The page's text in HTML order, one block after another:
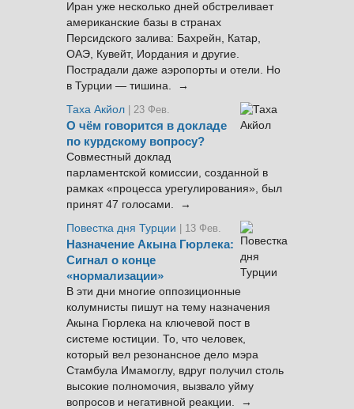
Иран уже несколько дней обстреливает
американские базы в странах
Персидского залива: Бахрейн, Катар,
ОАЭ, Кувейт, Иордания и другие.
Пострадали даже аэропорты и отели. Но
в Турции — тишина. →
Таха Акйол | 23 Фев.
О чём говорится в докладе
по курдскому вопросу?
Совместный доклад
парламентской комиссии, созданной в
рамках «процесса урегулирования», был
принят 47 голосами. →
Повестка дня Турции
| 13 Фев.
Назначение Акына Гюрлека:
Сигнал о конце
«нормализации»
В эти дни многие оппозиционные
колумнисты пишут на тему назначения
Акына Гюрлека на ключевой пост в
системе юстиции. То, что человек,
который вел резонансное дело мэра
Стамбула Имамоглу, вдруг получил столь
высокие полномочия, вызвало уйму
вопросов и негативной реакции. →